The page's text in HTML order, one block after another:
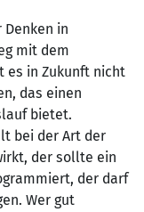
in
mit dem
es in Zukunft nicht
das einen
bietet.
bei der Art der
der sollte ein
der darf
Wer gut